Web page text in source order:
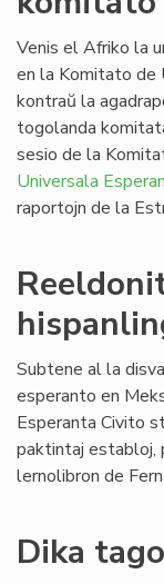
Venis el Afriko la
en la Komitato de
kontraŭ la
togolanda
sesio de la
Universala
raportojn de la
Subtene al la
esperanto en
Esperanta Civito
paktintaj establoj,
lernolibron de
Dika